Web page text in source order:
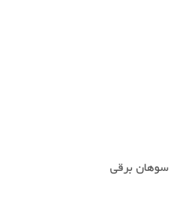
سوهان برقی